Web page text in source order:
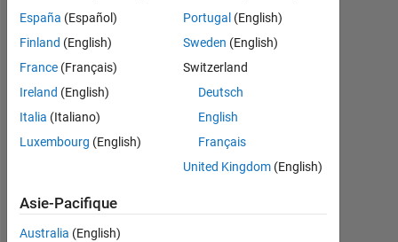
Badges
Amritesh's
Badges
MATLAB
Answers
Badges
Tout
España (Español)
Finland (English)
France (Français)
Ireland (English)
Italia (Italiano)
Luxembourg (English)
Portugal (English)
Sweden (English)
Switzerland
Deutsch
English
Français
United Kingdom(English)
Asie-Pacifique
Australia (English)